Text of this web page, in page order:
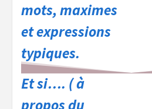
mots, maximes
et expressions
typiques.
Et si…. ( à
propos du